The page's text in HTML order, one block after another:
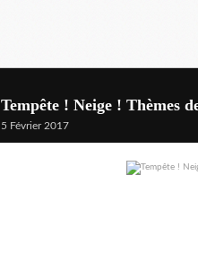
Tempête ! Neige ! Thèmes
5 Février 2017